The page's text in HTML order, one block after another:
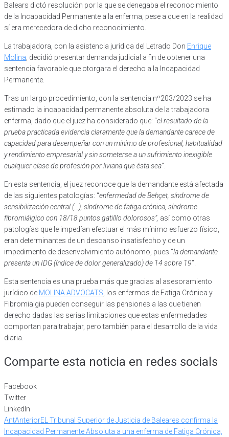
Balears dictó resolución por la que se denegaba el reconocimiento
de la Incapacidad Permanente a la enferma, pese a que en la realidad
sí era merecedora de dicho reconocimiento.
La trabajadora, con la asistencia jurídica del Letrado Don Enrique
Molina , decidió presentar demanda judicial a fin de obtener una
sentencia favorable que otorgara el derecho a la Incapacidad
Permanente.
Tras un largo procedimiento, con la sentencia nº203/2023 se ha
estimado la incapacidad permanente absoluta de la trabajadora
enferma, dado que el juez ha considerado que: “el resultado de la
prueba practicada evidencia claramente que la demandante carece de
capacidad para desempeñar con un mínimo de profesional, habitualidad
y rendimiento empresarial y sin someterse a un sufrimiento inexigible
cualquier clase de profesión por liviana que ésta sea”.
En esta sentencia, el juez reconoce que la demandante está afectada
de las siguientes patologías: “enfermedad de Behçet, síndrome de
sensibilización central (…), síndrome de fatiga crónica, síndrome
fibromiálgico con 18/18 puntos gatilllo dolorosos”, así como otras
patologías que le impedían efectuar el más mínimo esfuerzo físico,
eran determinantes de un descanso insatisfecho y de un
impedimento de desenvolvimiento autónomo, pues “la demandante
presenta un IDG (índice de dolor generalizado) de 14 sobre 19”.
Esta sentencia es una prueba más que gracias al asesoramiento
jurídico de MOLINA ADVOCATS , los enfermos de Fatiga Crónica y
Fibromialgia pueden conseguir las pensiones a las que tienen
derecho dadas las serias limitaciones que estas enfermedades
comportan para trabajar, pero también para el desarrollo de la vida
diaria.
Comparte esta noticia en redes socials
Facebook
Twitter
LinkedIn
AntAnteriorEL Tribunal Superior de Justicia de Baleares confirma la
Incapacidad Permanente Absoluta a una enferma de Fatiga Crónica,